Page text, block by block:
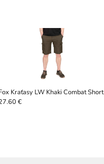
Kraťasy LW Khaki Combat Short
€